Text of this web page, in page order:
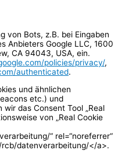
von Bots, z.B. bei Eingaben
Anbieters Google LLC, 1600
CA 94043, USA, ein.
policies/privacy/,
authenticated.
und ähnlichen
etc.) und
das Consent Tool „Real
von „Real Cookie
“ rel=“noreferrer“
rcb/datenverarbeitung/</a>.